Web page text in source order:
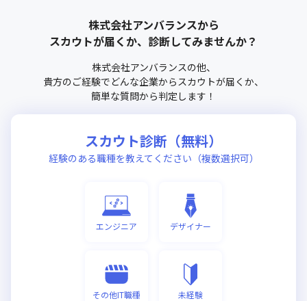
株式会社アンバランスから
スカウトが届くか、診断してみませんか？
株式会社アンバランスの他、
貴方のご経験でどんな企業からスカウトが届くか、
簡単な質問から判定します！
スカウト診断（無料）
経験のある職種を教えてください（複数選択可）
エンジニア デザイナー
その他IT職種 未経験